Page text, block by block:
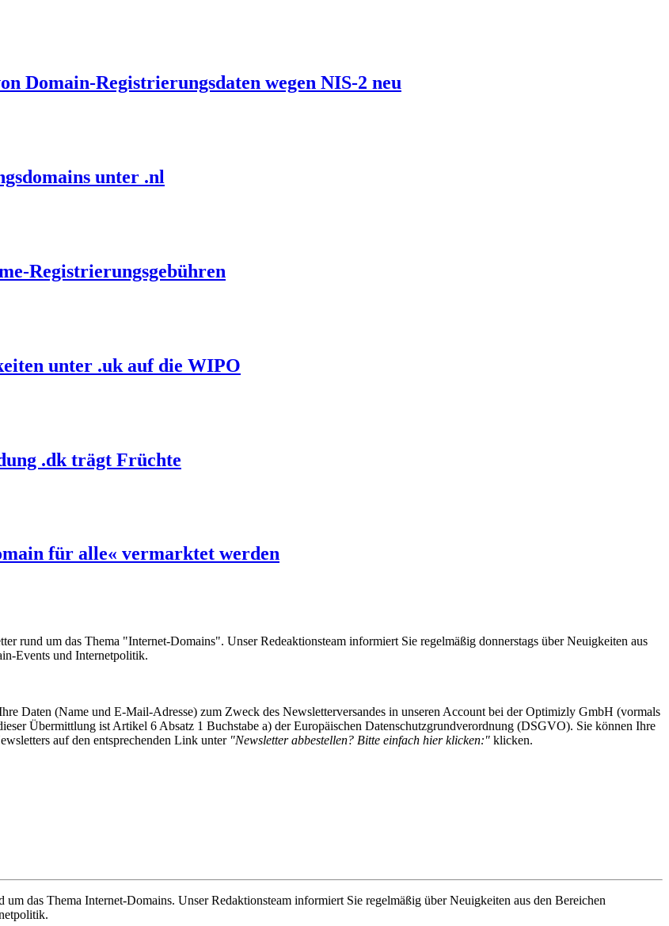
Domain-Registrierungsdaten wegen NIS-2 neu
unter .nl
Registrierungsgebühren
unter .uk auf die WIPO
.dk trägt Früchte
für alle« vermarktet werden
rund um das Thema "Internet-Domains". Unser Redeaktionsteam informiert Sie regelmäßig donnerstags über Neuigkeiten aus
Events und Internetpolitik.
Daten (Name und E-Mail-Adresse) zum Zweck des Newsletterversandes in unseren Account bei der Optimizly GmbH (vormals
Übermittlung ist Artikel 6 Absatz 1 Buchstabe a) der Europäischen Datenschutzgrundverordnung (DSGVO). Sie können Ihre
auf den entsprechenden Link unter "Newsletter abbestellen? Bitte einfach hier klicken:" klicken.
das Thema Internet-Domains. Unser Redaktionsteam informiert Sie regelmäßig über Neuigkeiten aus den Bereichen